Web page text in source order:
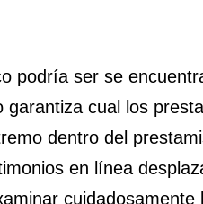
podrí­a ser se
cual los
dentro del
en línea